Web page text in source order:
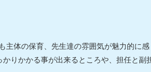
主体の保育、先生達の雰囲気が魅力的に
りかかる事が出来るところや、担任と副